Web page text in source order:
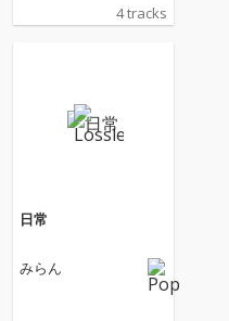
4 tracks
日常
みらん